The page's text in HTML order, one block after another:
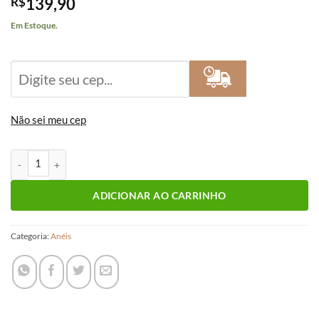
139,90
Em Estoque.
Calcular
Frete
Não sei meu cep
ADICIONAR AO CARRINHO
Categoria:Anéis